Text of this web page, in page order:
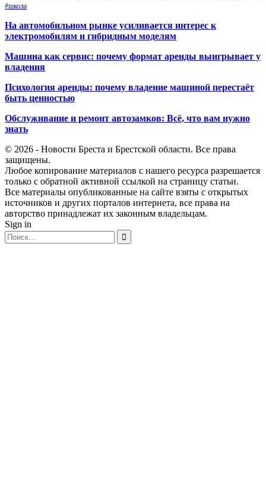
#школа
На автомобильном рынке усиливается интерес к
электромобилям и гибридным моделям
Машина как сервис: почему формат аренды выигрывает у
владения
Психология аренды: почему владение машиной перестаёт
быть ценностью
Обслуживание и ремонт автозамков: Всё, что вам нужно
знать
© 2026 - Новости Бреста и Брестской области. Все права
защищены.
Любое копирование материалов с нашего ресурса разрешается
только с обратной активной ссылкой на страницу статьи.
Все материалы опубликованные на сайте взяты с открытых
источников и других порталов интернета, все права на
авторство принадлежат их законным владельцам.
Sign in